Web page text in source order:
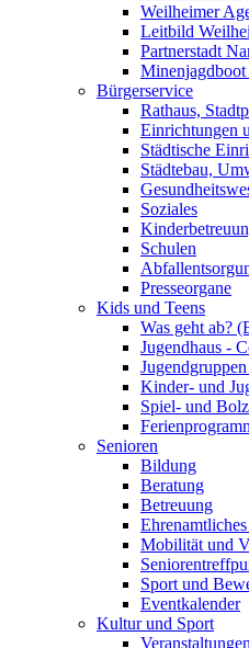
Weilheimer
Leitbild
Partnerstadt
Bürgerservice
Rathaus,
Einrichtungen
Städtische
Städtebau,
Soziales
Schulen
Presseorgane
Kids und Teens
Was geht ab?
Jugendhaus -
Kinder- und
Spiel- und
Senioren
Bildung
Beratung
Betreuung
Mobilität und
Sport und
Eventkalender
Kultur und Sport
Veranstaltungen